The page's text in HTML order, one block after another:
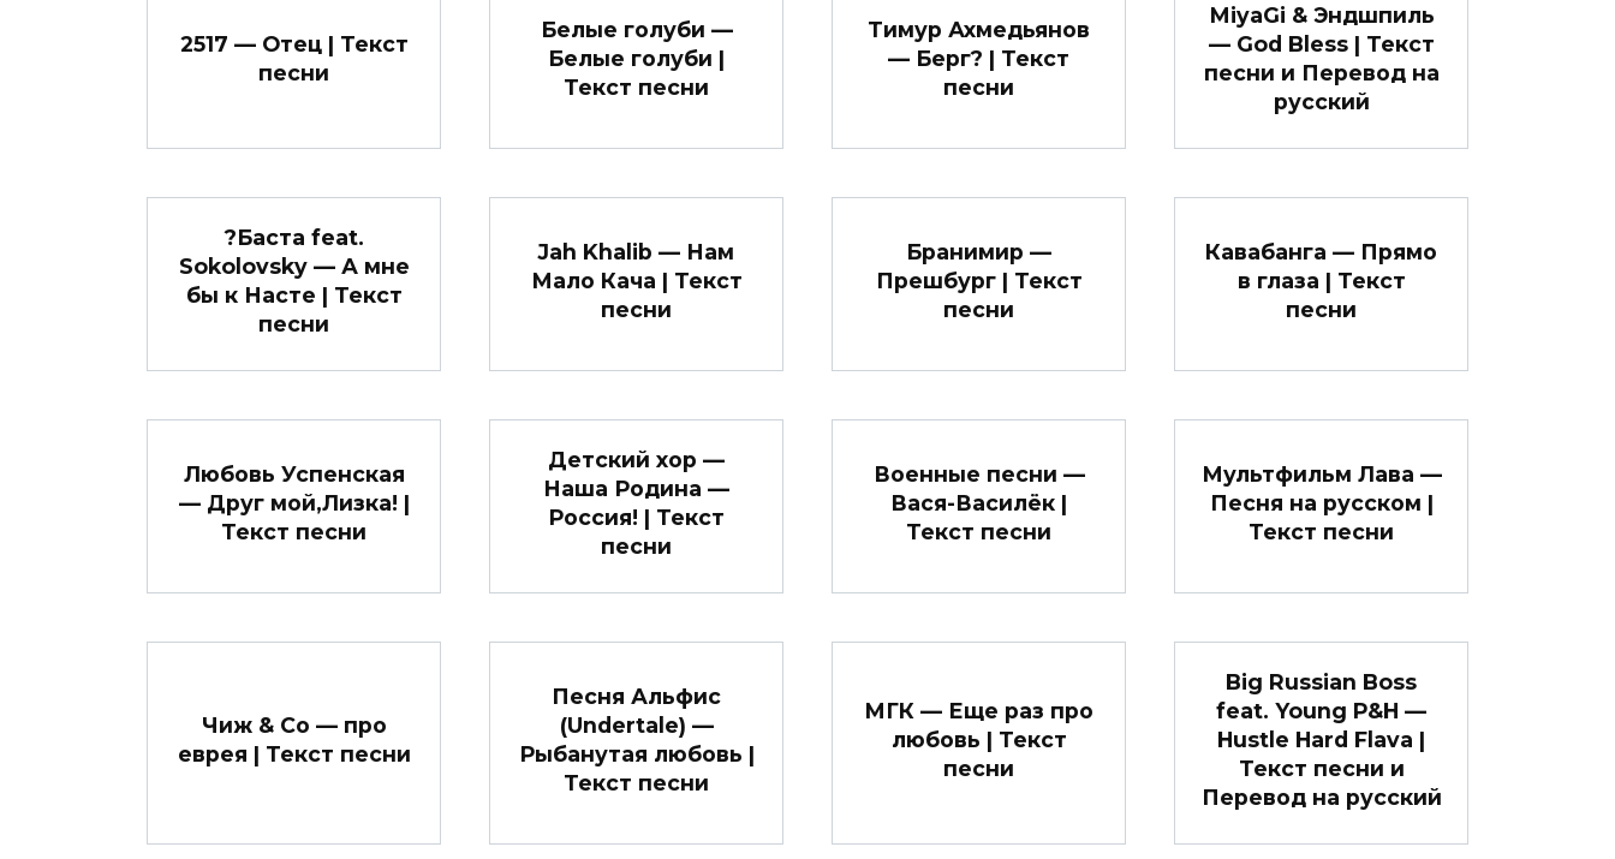
2517 — Отец | Текст
песни
Белые голуби —
Белые голуби |
Текст песни
Тимур Ахмедьянов
— Берг? | Текст
песни
МiyaGi & Эндшпиль
— God Bless | Текст
песни и Перевод на
русский
?Баста feat.
Sokolovsky — А мне
бы к Насте | Текст
песни
Jah Khalib — Нам
Мало Кача | Текст
песни
Бранимир —
Прешбург | Текст
песни
Кавабанга — Прямо
в глаза | Текст
песни
Любовь Успенская
— Друг мой,Лизка! |
Текст песни
Детский хор —
Наша Родина —
Россия! | Текст
песни
Военные песни —
Вася-Василёк |
Текст песни
Мультфильм Лава —
Песня на русском |
Текст песни
Чиж & Со — про
еврея | Текст песни
Песня Альфис
(Undertale) —
Рыбанутая любовь |
Текст песни
МГК — Еще раз про
любовь | Текст
песни
Big Russian Boss
feat. Young P&H —
Hustle Hard Flava |
Текст песни и
Перевод на русский